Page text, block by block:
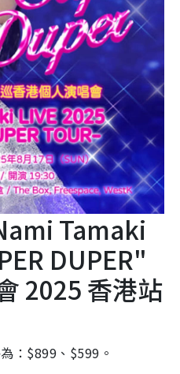
Tamaki
DUPER"
2025 香港站
：$899、$599。